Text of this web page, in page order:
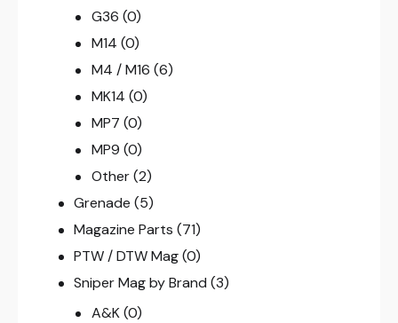
G36 (0)
M14 (0)
M4 / M16 (6)
MK14 (0)
MP7 (0)
MP9 (0)
Other (2)
Grenade (5)
Magazine Parts (71)
PTW / DTW Mag (0)
Sniper Mag by Brand (3)
A&K (0)